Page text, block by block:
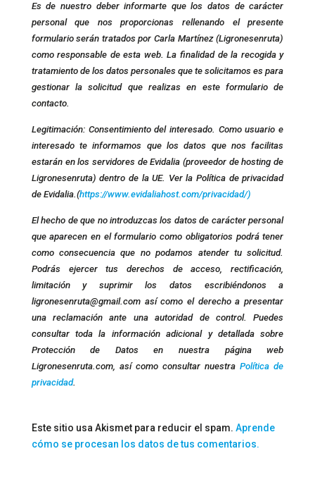
Es de nuestro deber informarte que los datos de carácter
personal que nos proporcionas rellenando el presente
formulario serán tratados por Carla Martínez (Ligronesenruta)
como responsable de esta web. La finalidad de la recogida y
tratamiento de los datos personales que te solicitamos es para
gestionar la solicitud que realizas en este formulario de
contacto.
Legitimación: Consentimiento del interesado. Como usuario e
interesado te informamos que los datos que nos facilitas
estarán en los servidores de Evidalia (proveedor de hosting de
Ligronesenruta) dentro de la UE. Ver la Política de privacidad
de Evidalia.(https://www.evidaliahost.com/privacidad/)
El hecho de que no introduzcas los datos de carácter personal
que aparecen en el formulario como obligatorios podrá tener
como consecuencia que no podamos atender tu solicitud.
Podrás ejercer tus derechos de acceso, rectificación,
limitación y suprimir los datos escribiéndonos a
ligronesenruta@gmail.com así como el derecho a presentar
una reclamación ante una autoridad de control. Puedes
consultar toda la información adicional y detallada sobre
Protección de Datos en nuestra página web
Ligronesenruta.com, así como consultar nuestraPolítica de
privacidad.
Este sitio usa Akismet para reducir el spam. Aprende
cómo se procesan los datos de tus comentarios.